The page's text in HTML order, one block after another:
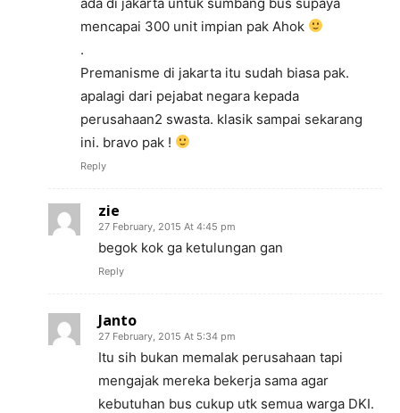
mencapai 300 unit impian pak Ahok
.
Premanisme di jakarta itu sudah biasa pak.
apalagi dari pejabat negara kepada
perusahaan2 swasta. klasik sampai sekarang
ini. bravo pak !
Reply
zie
27 February, 2015 At 4:45 pm
begok kok ga ketulungan gan
Reply
Janto
27 February, 2015 At 5:34 pm
Itu sih bukan memalak perusahaan tapi
mengajak mereka bekerja sama agar
kebutuhan bus cukup utk semua warga DKI.